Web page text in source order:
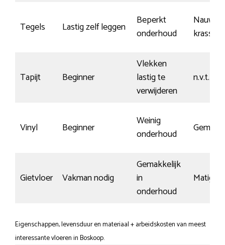
Tegels Lastig zelf leggen
Beperkt
onderhoud
krassen
Tapijt Beginner
Vlekken
lastig te
verwijderen
n.v.t.
Vinyl Beginner
Weinig
onderhoud
Gietvloer Vakman nodig
Gemakkelijk
in
onderhoud
Matig
Eigenschappen, levensduur en materiaal + arbeidskosten van meest
interessante vloeren in Boskoop.